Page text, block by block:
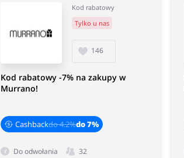
Kod rabatowy
Tylko u nas
146
Kod rabatowy -7% na zakupy w
Murrano!
Cashbackdo 4.2%do 7%
Do odwołania 32